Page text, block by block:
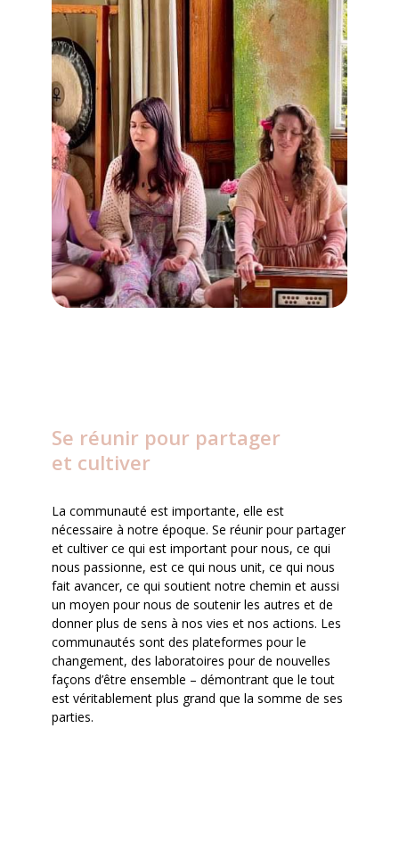
Se réunir pour partager
et cultiver
La communauté est importante, elle est
nécessaire à notre époque. Se réunir pour partager
et cultiver ce qui est important pour nous, ce qui
nous passionne, est ce qui nous unit, ce qui nous
fait avancer, ce qui soutient notre chemin et aussi
un moyen pour nous de soutenir les autres et de
donner plus de sens à nos vies et nos actions. Les
communautés sont des plateformes pour le
changement, des laboratoires pour de nouvelles
façons d’être ensemble – démontrant que le tout
est véritablement plus grand que la somme de ses
parties.